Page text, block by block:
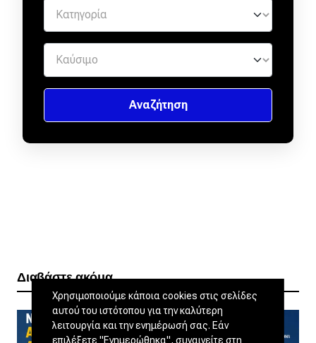
Διαβάστε ακόμα
Χρησιμοποιούμε κάποια cookies στις σελίδες
αυτού του ιστότοπου για την καλύτερη
λειτουργία και την ενημέρωσή σας. Εάν
επιλέξετε "Ενημερώθηκα", συναινείτε στη